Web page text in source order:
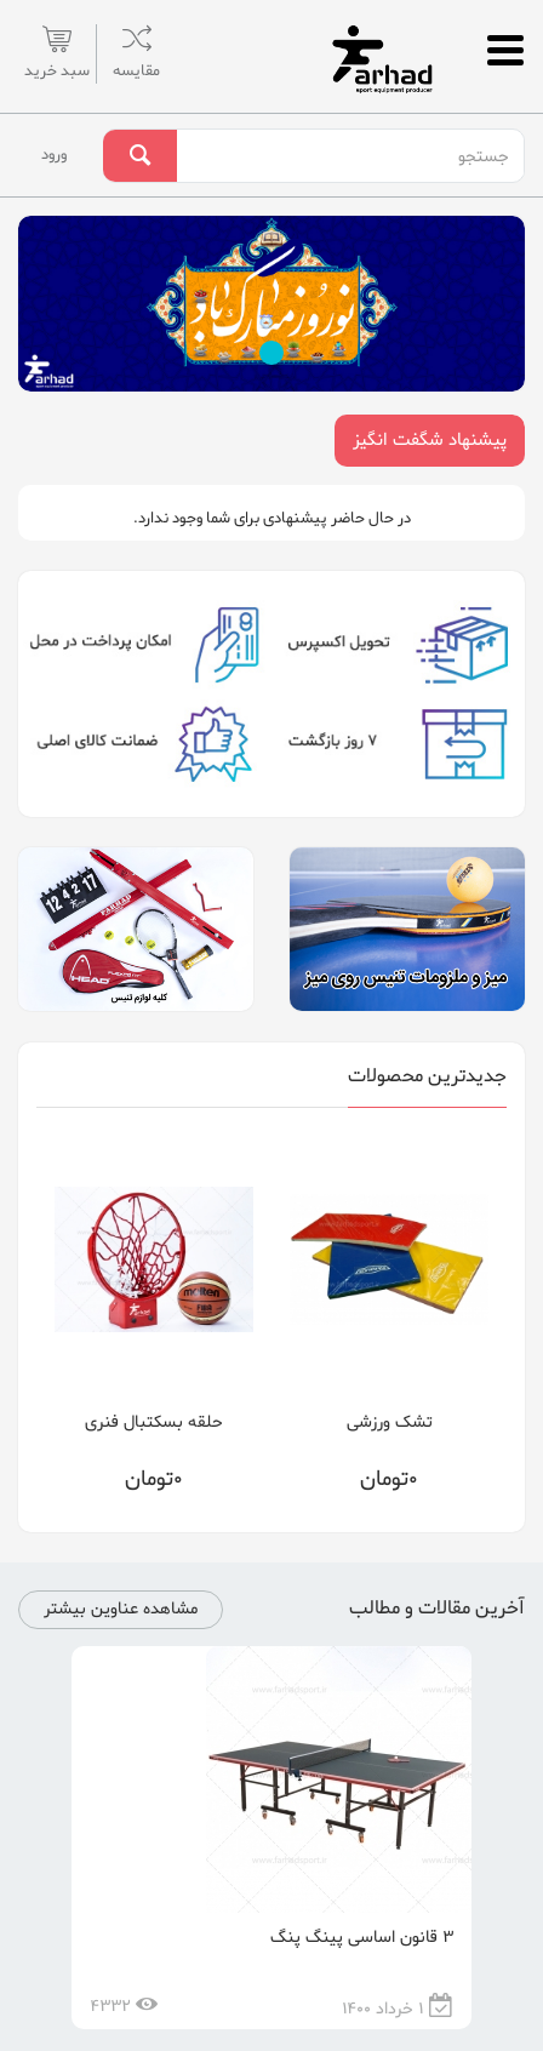
مقایسه سبد خرید
ورود
پیشنهاد شگفت انگیز
در حال حاضر پیشنهادی برای شما وجود ندارد.
جدیدترین محصولات
تشک ورزشی
0تومان
حلقه بسکتبال فنری
0تومان
آخرین مقالات و مطالب مشاهده عناوین بیشتر
3 قانون اساسی پینگ پنگ
1 خرداد 1400 4332